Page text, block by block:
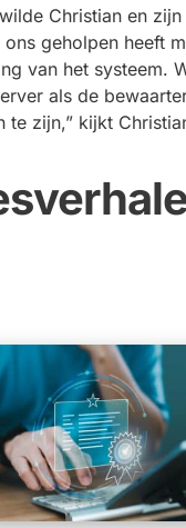
Christian en
ons geholpen heeft
van het systeem.
als de
te zijn,” kijkt